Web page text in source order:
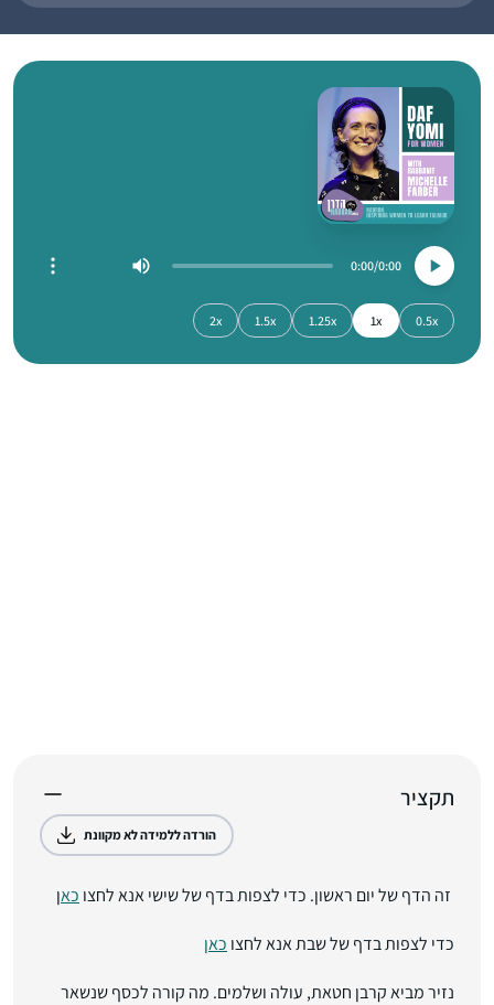
0:00
0:00
0.5x
1x
1.25x
1.5x
2x
תקציר
הורדה ללמידה לא מקוונת
זה הדף של יום ראשון. כדי לצפות בדף של שישי אנא לחצו כאן
כדי לצפות בדף של שבת אנא לחצו כאן
נזיר מביא קרבן חטאת, עולה ושלמים. מה קורה לכסף שנשאר